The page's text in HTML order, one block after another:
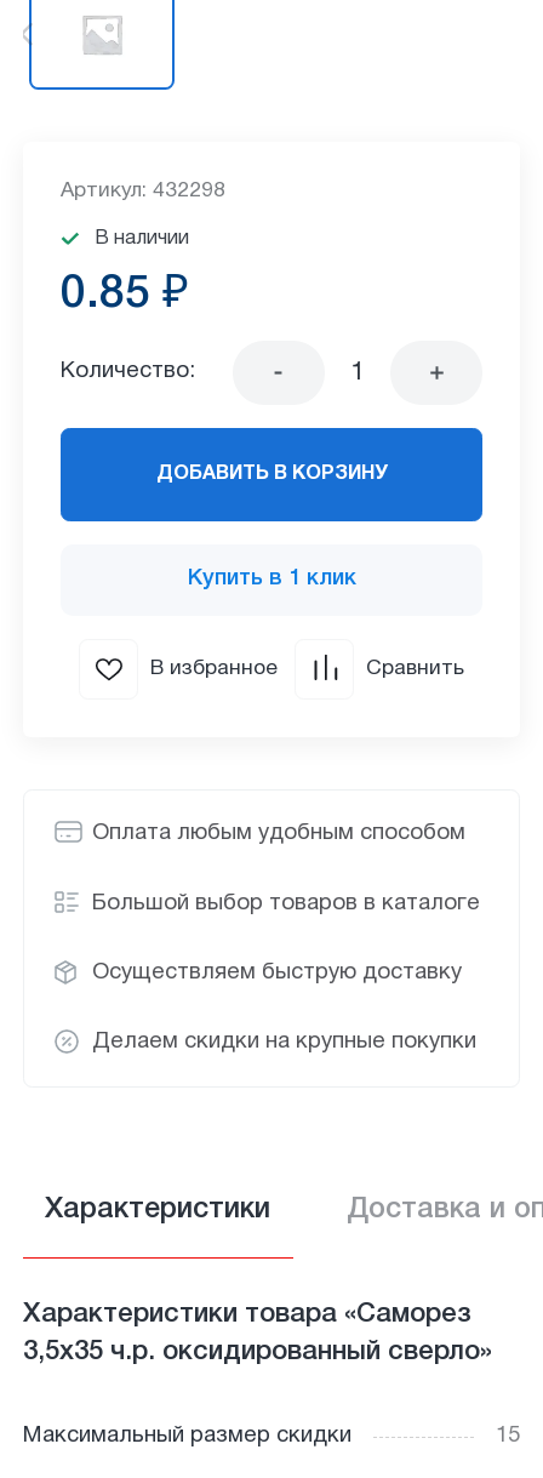
Оплата любым удобным способом
Большой выбор товаров в каталоге
Осуществляем быструю доставку
Делаем скидки на крупные покупки
Артикул: 432298
В наличии
0.85 ₽
Количество:
ДОБАВИТЬ В КОРЗИНУ
Купить в 1 клик
В избранное Сравнить
Характеристики Доставка и
Характеристики товара «Саморез
3,5х35 ч.р. оксидированный сверло»
Максимальный размер скидки 15